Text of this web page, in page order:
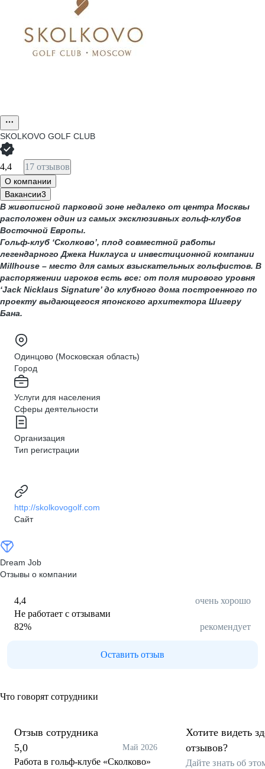
SKOLKOVO GOLF CLUB
4,4 17 отзывов
О компании
Вакансии3
В живописной парковой зоне недалеко от центра Москвы
расположен один из самых эксклюзивных гольф-клубов
Восточной Европы.
Гольф-клуб ‘Сколково’, плод совместной работы
легендарного Джека Никлауса и инвестиционной компании
Millhouse – место для самых взыскательных гольфистов. В
распоряжении игроков есть все: от поля мирового уровня
‘Jack Nicklaus Signature’ до клубного дома построенного по
проекту выдающегося японского архитектора Шигеру
Бана.
Одинцово (Московская область)
Город
Услуги для населения
Сферы деятельности
Организация
Тип регистрации
http://skolkovogolf.com
Сайт
Dream Job
Отзывы о компании
4,4
очень хорошо
Не работает с отзывами
82% рекомендует
Оставить отзыв
Что говорят сотрудники
Отзыв сотрудника
5,0
Май 2026
Работа в гольф-клубе «Сколково»
Хотите видеть
отзывов?
Дайте знать об